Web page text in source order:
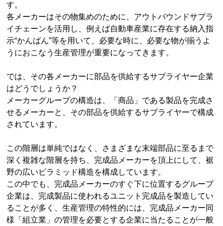
す。
各メーカーはその物集めのために、アウトバウンドサプラ
イチェーンを活用し、例えば自動車産業に存在する納入指
示“かんばん”等を用いて、必要な時に、必要な物が揃うよ
うにおこなう生産管理が重要になってきます。
では、その各メーカーに部品を供給するサプライヤー企業
はどうでしょうか？
メーカーグループの構造は、「商品」である製品を完成さ
せるメーカーと、その部品を供給するサプライヤーで構成
されています。
この階層は単純ではなく、さまざまな末端部品に至るまで
深く複雑な階層を持ち、完成品メーカーを頂上にして、裾
野の広いピラミッド構造を構成しています。
この中でも、完成品メーカーのすぐ下に位置するグループ
企業は、完成製品に使われるユニット完成品を製造してい
ることが多く、生産管理の特性的には、完成品メーカー同
様「組立業」の管理を必要とする企業に当たることが一般